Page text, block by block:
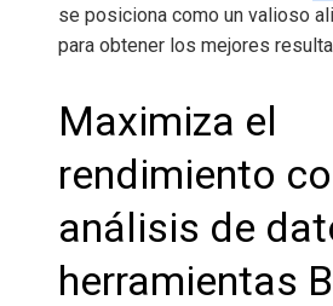
se posiciona como un valioso
para obtener los mejores
Maximiza el
rendimiento
análisis de
herramientas